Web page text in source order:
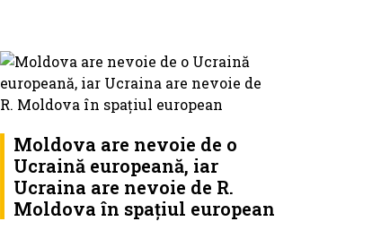
Moldova are nevoie de o
Ucraină europeană, iar
Ucraina are nevoie de R.
Moldova în spațiul european